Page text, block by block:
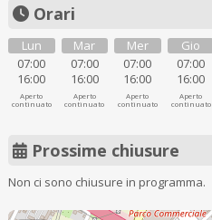
Orari
Lun
07:00
16:00
Aperto
continuato
Mar
07:00
16:00
Aperto
continuato
Mer
07:00
16:00
Aperto
continuato
Gio
07:00
16:00
Aperto
continuato
Prossime chiusure
Non ci sono chiusure in programma.